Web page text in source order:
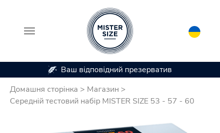
Ваш відповідний презерватив
Домашня сторінка > Магазин >
Середній тестовий набір MISTER SIZE 53 - 57 - 60